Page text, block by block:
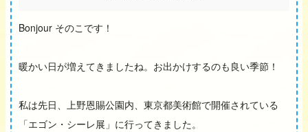
Bonjour そのこです！
暖かい日が増えてきましたね。お出かけするのも良い季節！
私は先日、上野恩賜公園内、東京都美術館で開催されている
「エゴン・シーレ展」に行ってきました。